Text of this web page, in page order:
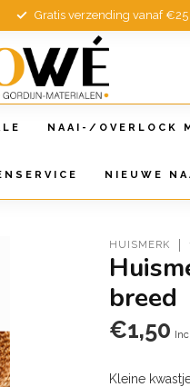
Gratis verzending vanaf €25
NAAI-/OVERLOCK
NIEUWE
HUISMERK
breed
€1,50
Kleine